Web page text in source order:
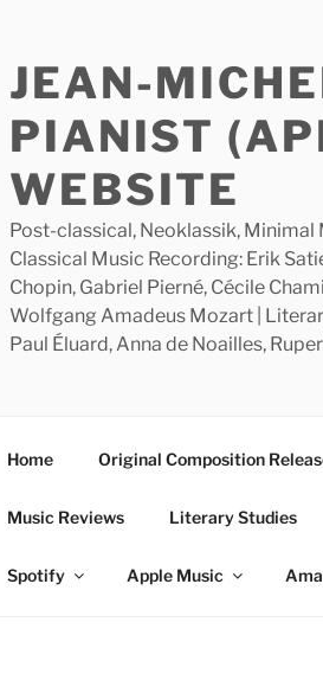
JEAN-
PIANIST
WEBSITE
Post-classical, Neoklassik, Minimal
Classical Music Recording: Erik
Chopin, Gabriel Pierné, Cécile
Wolfgang Amadeus Mozart |
Paul Éluard, Anna de Noailles,
Home Original Composition
Music Reviews Literary Studies
Spotify Apple Music